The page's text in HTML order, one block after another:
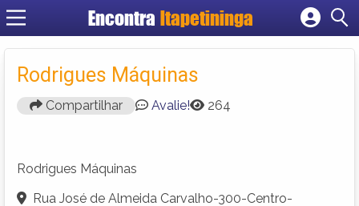
Encontra Itapetininga
Cadastrar empresa
Criar conta
Rodrigues Máquinas
Compartilhar Avalie! 264
Rodrigues Máquinas
Rua José de Almeida Carvalho-300-Centro-